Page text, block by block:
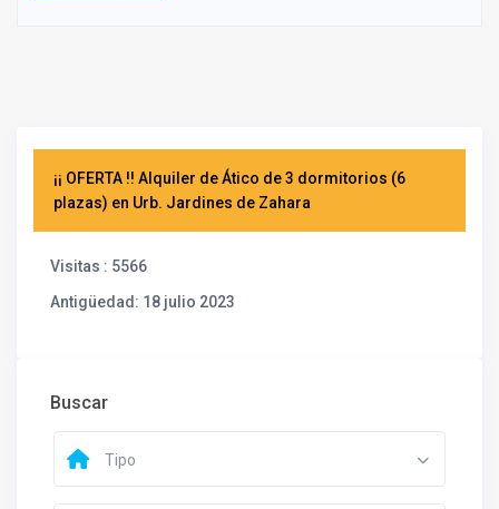
¡¡ OFERTA !! Alquiler de Ático de 3 dormitorios (6
plazas) en Urb. Jardines de Zahara
Visitas : 5566
Antigüedad : 18 julio 2023
Buscar
Tipo